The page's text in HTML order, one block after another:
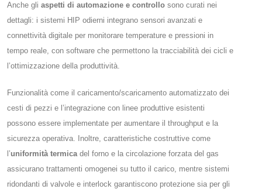
Anche gli aspetti di automazione e controllo sono curati nei
dettagli: i sistemi HIP odierni integrano sensori avanzati e
connettività digitale per monitorare temperature e pressioni in
tempo reale, con software che permettono la tracciabilità dei cicli e
l’ottimizzazione della produttività.
Funzionalità come il caricamento/scaricamento automatizzato dei
cesti di pezzi e l’integrazione con linee produttive esistenti
possono essere implementate per aumentare il throughput e la
sicurezza operativa. Inoltre, caratteristiche costruttive come
l’uniformità termicadel forno e la circolazione forzata del gas
assicurano trattamenti omogenei su tutto il carico, mentre sistemi
ridondanti di valvole e interlock garantiscono protezione sia per gli